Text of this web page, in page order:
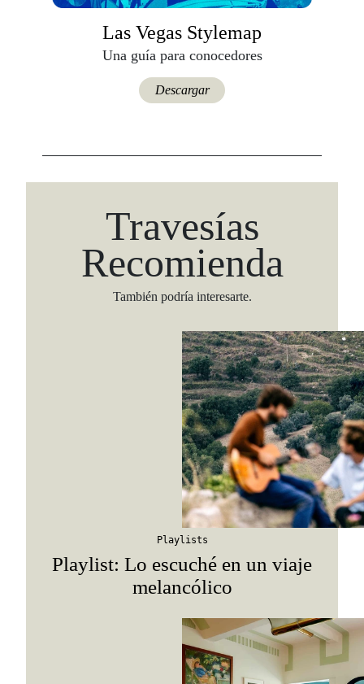
Las Vegas Stylemap
Una guía para conocedores
Descargar
Travesías
Recomienda
También podría interesarte.
Playlists
Playlist: Lo escuché en un viaje
melancólico
Viaja con Travesías, recibe cada semana
itinerarios, tips de insider y las guías más